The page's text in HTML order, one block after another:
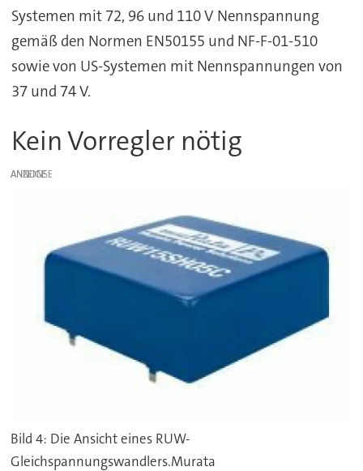
Systemen mit 72, 96 und 110 V Nennspannung
gemäß den Normen EN50155 und NF-F-01-510
sowie von US-Systemen mit Nennspannungen von
37 und 74 V.
Kein Vorregler nötig
ANZEIGE
Bild 4: Die Ansicht eines RUW-
Gleichspannungswandlers.Murata